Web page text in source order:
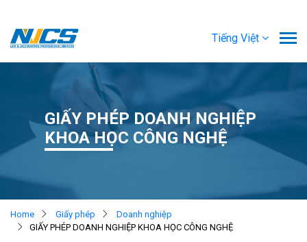
Tiếng Việt
GIẤY PHÉP DOANH NGHIỆP
KHOA HỌC CÔNG NGHỆ
Home Giấy phép
Doanh nghiệp
GIẤY PHÉP DOANH NGHIỆP KHOA HỌC CÔNG NGHỆ